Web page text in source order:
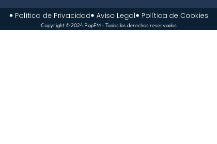
Política de Privacidad Aviso Legal Política de Cookies
Copyright © 2024 PopFM - Todos los derechos reservados